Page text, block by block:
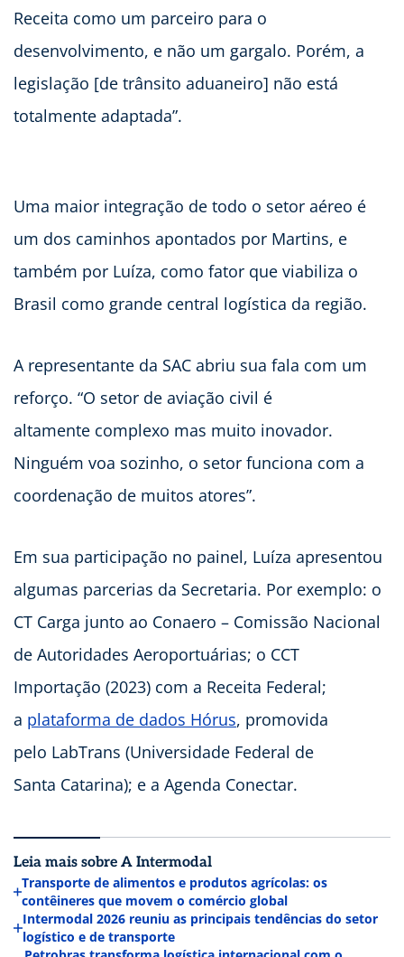
Receita como um parceiro para o
desenvolvimento, e não um gargalo. Porém, a
legislação [de trânsito aduaneiro] não está
totalmente adaptada”.
Uma maior integração de todo o setor aéreo é
um dos caminhos apontados por Martins, e
também por Luíza, como fator que viabiliza o
Brasil como grande central logística da região.
A representante da SAC abriu sua fala com um
reforço. “O setor de aviação civil é
altamente complexo mas muito inovador.
Ninguém voa sozinho, o setor funciona com a
coordenação de muitos atores”.
Em sua participação no painel, Luíza apresentou
algumas parcerias da Secretaria. Por exemplo: o
CT Carga junto ao Conaero – Comissão Nacional
de Autoridades Aeroportuárias; o CCT
Importação (2023) com a Receita Federal;
a plataforma de dados Hórus, promovida
pelo LabTrans (Universidade Federal de
Santa Catarina); e a Agenda Conectar.
Leia mais sobre A Intermodal
Transporte de alimentos e produtos agrícolas: os
contêineres que movem o comércio global
Intermodal 2026 reuniu as principais tendências do setor
logístico e de transporte